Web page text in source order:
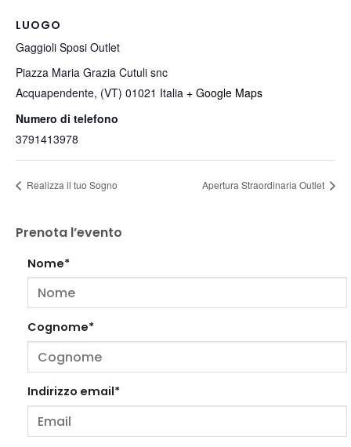
LUOGO
Gaggioli Sposi Outlet
Piazza Maria Grazia Cutuli snc
Acquapendente, (VT) 01021 Italia + Google Maps
Numero di telefono
3791413978
Realizza il tuo Sogno Apertura Straordinaria Outlet
Prenota l’evento
Nome*
Cognome*
Indirizzo email*